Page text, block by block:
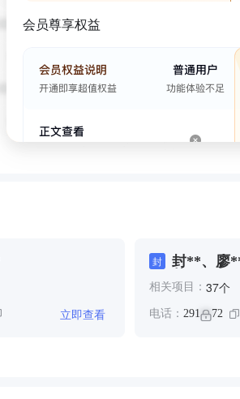
会员尊享权益
立即查看
封
封**、廖
相关项目： 37个
电话： 291**72